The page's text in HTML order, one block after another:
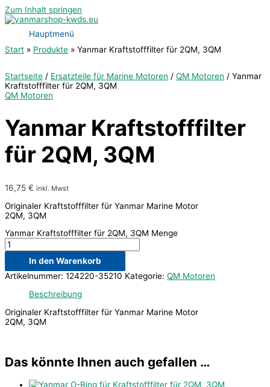
Zum Inhalt springen
Hauptmenü
Start
Produkte Yanmar Kraftstofffilter für 2QM, 3QM
Startseite / Ersatzteile für Marine Motoren / QM Motoren / Yanmar
Kraftstofffilter für 2QM, 3QM
QM Motoren
Yanmar Kraftstofffilter
für 2QM, 3QM
16,75 € inkl. Mwst
Originaler Kraftstofffilter für Yanmar Marine Motor
2QM, 3QM
Yanmar Kraftstofffilter für 2QM, 3QM Menge
In den Warenkorb
Artikelnummer: 124220-35210 Kategorie: QM Motoren
Beschreibung
Originaler Kraftstofffilter für Yanmar Marine Motor
2QM, 3QM
Das könnte Ihnen auch gefallen …